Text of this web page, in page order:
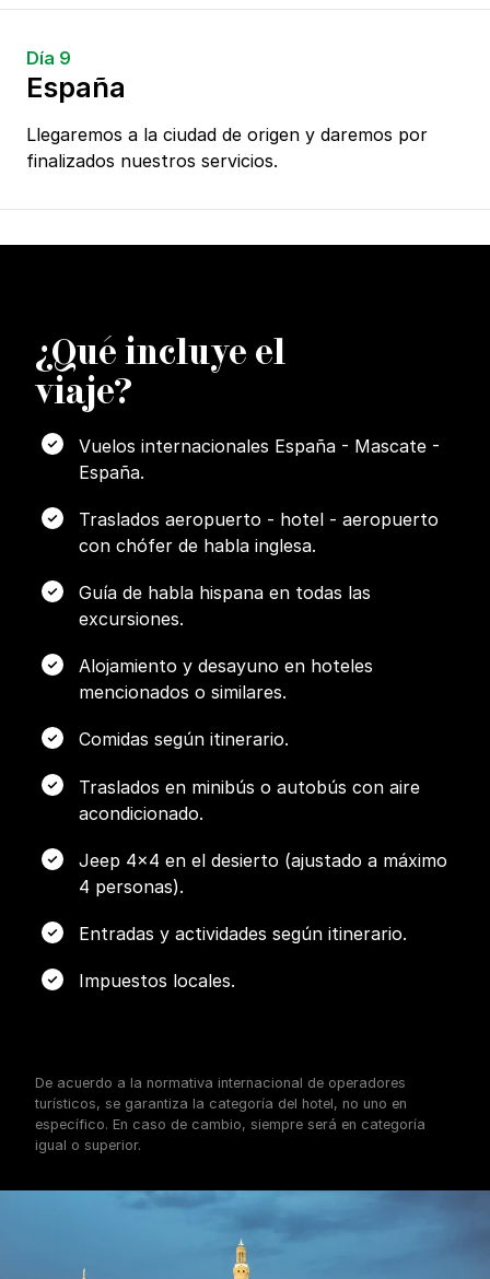
Día 9
España
Llegaremos a la ciudad de origen y daremos por
finalizados nuestros servicios.
¿Qué incluye el
viaje?
Vuelos internacionales España - Mascate -
España.
Traslados aeropuerto - hotel - aeropuerto
con chófer de habla inglesa.
Guía de habla hispana en todas las
excursiones.
Alojamiento y desayuno en hoteles
mencionados o similares.
Comidas según itinerario.
Traslados en minibús o autobús con aire
acondicionado.
Jeep 4x4 en el desierto (ajustado a máximo
4 personas).
Entradas y actividades según itinerario.
Impuestos locales.
De acuerdo a la normativa internacional de operadores
turísticos, se garantiza la categoría del hotel, no uno en
específico. En caso de cambio, siempre será en categoría
igual o superior.